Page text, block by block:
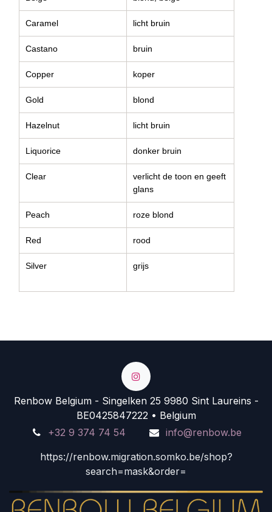
Caramel licht bruin
Castano bruin
Copper koper
Gold blond
Hazelnut licht bruin
Liquorice donker bruin
Clear
verlicht de toon en geeft
glans
Peach roze blond
Red rood
Silver grijs
Renbow Belgium - Singelken 25 9980 Sint Laureins -
BE0425847222 • Belgium
+32 9 374 74 54
info@renbow.be
https://renbow.migration.somko.be/shop?
search=mask&order=